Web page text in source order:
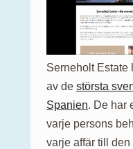
Serneholt Estate
av de största
Spanien. De har
varje persons
varje affär till den